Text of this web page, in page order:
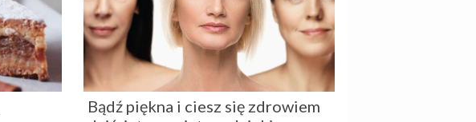
Bądź piękna i ciesz się zdrowiem